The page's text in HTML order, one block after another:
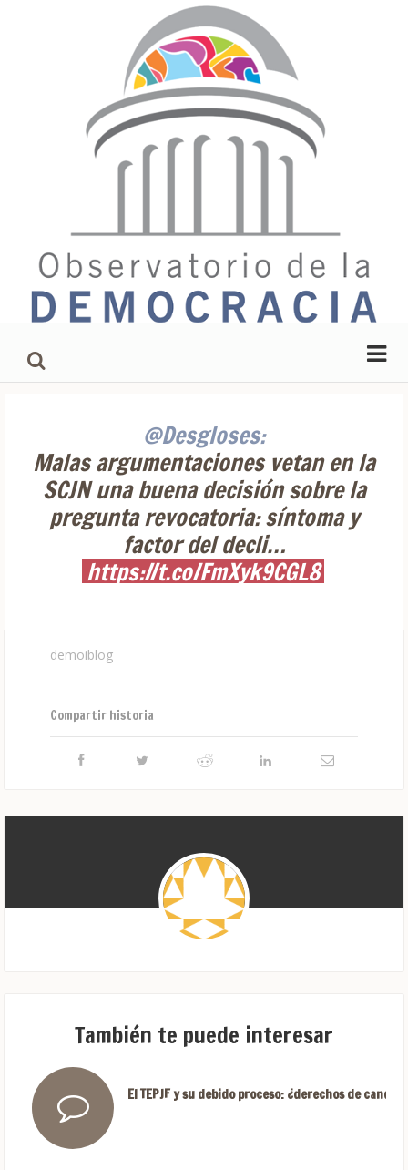
@Desgloses:
Malas argumentaciones vetan en la
SCJN una buena decisión sobre la
pregunta revocatoria: síntoma y
factor del decli…
https://t.co/FmXyk9CGL8
demoiblog
Compartir historia
También te puede interesar
El TEPJF y su debido proceso: ¿derechos de